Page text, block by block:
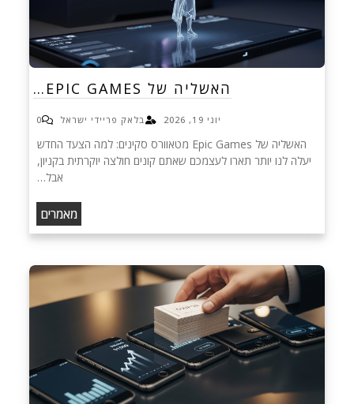
האשליה של EPIC GAMES…
יוני 19, 2026 בלאק פריידי ישראל 0
האשליה של Epic Games מטאוורס סקינים: למה הצעד החדש
יעלה לנו יותר תארו לעצמכם שאתם קונים חולצה יוקרתית בקניון,
אבל…
מאמרים